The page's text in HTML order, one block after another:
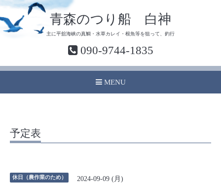
青森のつり船 白神
主に平舘海峡の真鯛・水草カレイ・根魚等を狙って、釣行
090-9744-1835
MENU
予定表
休日（農作業のため） 2024-09-09 (月)